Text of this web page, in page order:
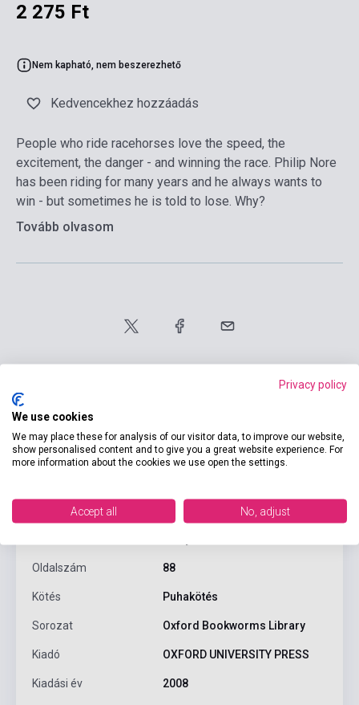
2 275 Ft
Nem kapható, nem beszerezhető
Kedvencekhez hozzáadás
People who ride racehorses love the speed, the
excitement, the danger - and winning the race. Philip Nore
has been riding for many years and he always wants to
win - but sometimes he is told to lose. Why?
Tovább olvasom
Termékjellemzők
Dick Francis / Rowena
Oldalszám 88
Kötés Puhakötés
Sorozat Oxford Bookworms Library
Kiadó OXFORD UNIVERSITY PRESS
Kiadási év 2008
Privacy policy
We use cookies
We may place these for analysis of our visitor data, to improve our website,
show personalised content and to give you a great website experience. For
more information about the cookies we use open the settings.
Accept all No, adjust